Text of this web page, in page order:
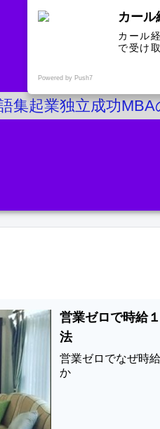
起業独立成功
営業ゼロで時給
法
営業ゼロでなぜ時
か
カー
カール
で受け
Powered by Push7